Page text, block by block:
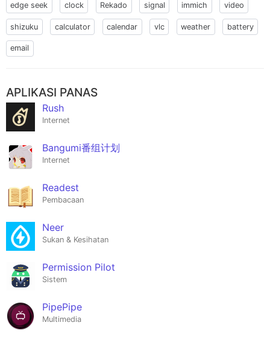
edge seek clock Rekado signal immich video
shizuku calculator calendar vlc weather battery
email
APLIKASI PANAS
Rush
Internet
Bangumi番组计划
Internet
Readest
Pembacaan
Neer
Sukan & Kesihatan
Permission Pilot
Sistem
PipePipe
Multimedia